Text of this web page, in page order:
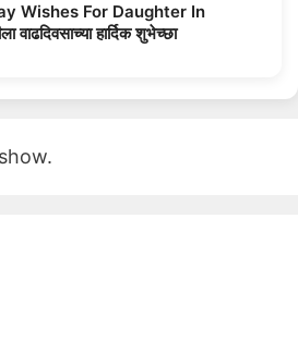
Wishes For Daughter In
हार्दिक शुभेच्छा